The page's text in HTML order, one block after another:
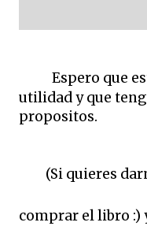
Espero que
utilidad y que
propositos.
(Si quieres
comprar el libro :)